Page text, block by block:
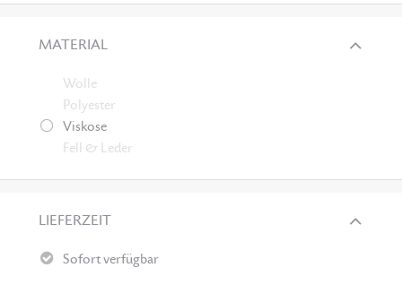
MATERIAL
Wolle
Polyester
Viskose
Fell & Leder
LIEFERZEIT
Sofort verfügbar